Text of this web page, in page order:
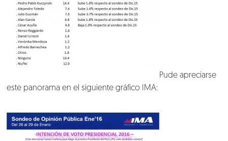
Pude apreciarse
este panorama en el siguiente gráfico IMA: